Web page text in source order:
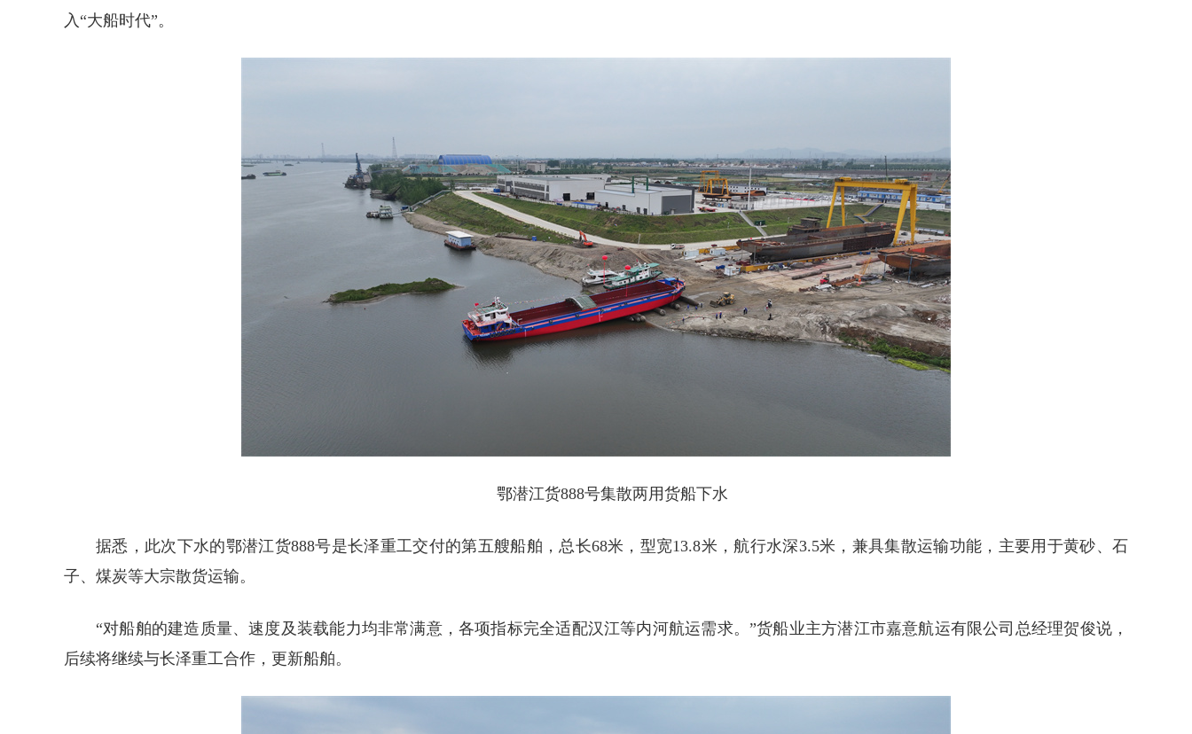
入“大船时代”。
鄂潜江货888号集散两用货船下水
据悉，此次下水的鄂潜江货888号是长泽重工交付的第五艘船舶，总长68米，型宽13.8米，航行水深3.5米，兼具集散运输功能，主要用于黄砂、石
子、煤炭等大宗散货运输。
“对船舶的建造质量、速度及装载能力均非常满意，各项指标完全适配汉江等内河航运需求。”货船业主方潜江市嘉意航运有限公司总经理贺俊说，
后续将继续与长泽重工合作，更新船舶。